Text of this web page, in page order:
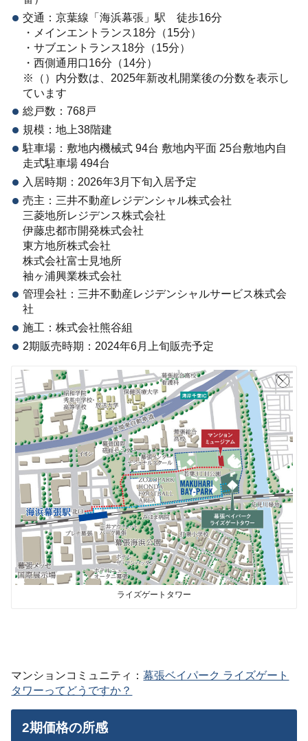
交通：京葉線「海浜幕張」駅 徒歩16分
・メインエントランス18分（15分）
・サブエントランス18分（15分）
・西側通用口16分（14分）
※（）内分数は、2025年新改札開業後の分数を表示し
ています
総戸数：768戸
規模：地上38階建
駐車場：敷地内機械式 94台 敷地内平面 25台敷地内自
走式駐車場 494台
入居時期：2026年3月下旬入居予定
売主：三井不動産レジデンシャル株式会社
三菱地所レジデンス株式会社
伊藤忠都市開発株式会社
東方地所株式会社
株式会社富士見地所
袖ヶ浦興業株式会社
管理会社：三井不動産レジデンシャルサービス株式会
社
施工：株式会社熊谷組
2期販売時期：2024年6月上旬販売予定
ライズゲートタワー
マンションコミュニティ：幕張ベイパーク ライズゲート
タワーってどうですか？
2期価格の所感